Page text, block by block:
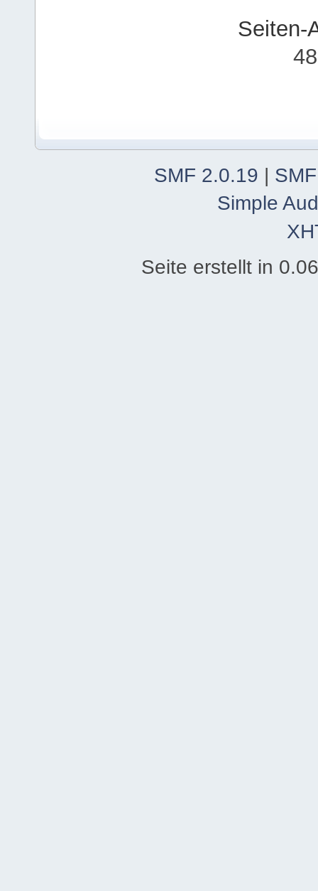
Seiten-
SMF 2.0.19 |
Simple
Seite erstellt in